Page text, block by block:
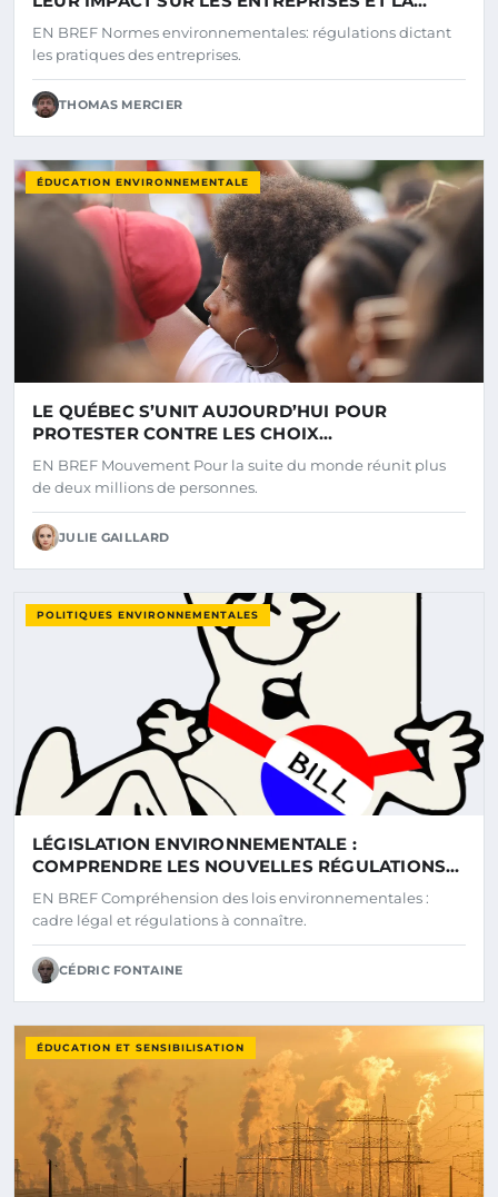
SOCIÉTÉ
EN BREF Normes environnementales: régulations dictant
les pratiques des entreprises.
THOMAS MERCIER
ÉDUCATION ENVIRONNEMENTALE
LE QUÉBEC S’UNIT AUJOURD’HUI POUR
PROTESTER CONTRE LES CHOIX
CONTROVERSÉS DU GOUVERNEMENT LEGAULT
EN BREF Mouvement Pour la suite du monde réunit plus
de deux millions de personnes.
JULIE GAILLARD
POLITIQUES ENVIRONNEMENTALES
LÉGISLATION ENVIRONNEMENTALE :
COMPRENDRE LES NOUVELLES RÉGULATIONS
ET LEUR IMPACT SUR NOTRE AVENIR
EN BREF Compréhension des lois environnementales :
cadre légal et régulations à connaître.
CÉDRIC FONTAINE
ÉDUCATION ET SENSIBILISATION